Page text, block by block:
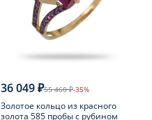
36 049 ₽55 460 ₽-35%
Золотое кольцо из красного
золота 585 пробы с рубином